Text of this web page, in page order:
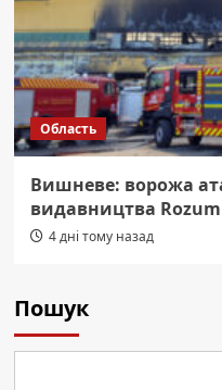
Область
Вишневе: ворожа
видавництва Rozum
4 дні тому назад
Пошук